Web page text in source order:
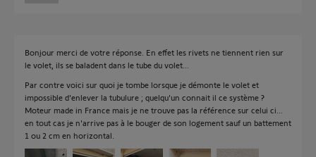
Bonjour merci de votre réponse. En effet les rivets ne tiennent rien sur
le volet, ils se baladent dans le tube du volet...
Par contre voici sur quoi je tombe lorsque je démonte le volet et
impossible d'enlever la tubulure ; quelqu'un connait il ce système ?
Moteur made in France mais je ne trouve pas la référence sur celui ci...
en tout cas je n'arrive pas à le bouger de son logement sauf un battement
1 ou 2 cm en horizontal.